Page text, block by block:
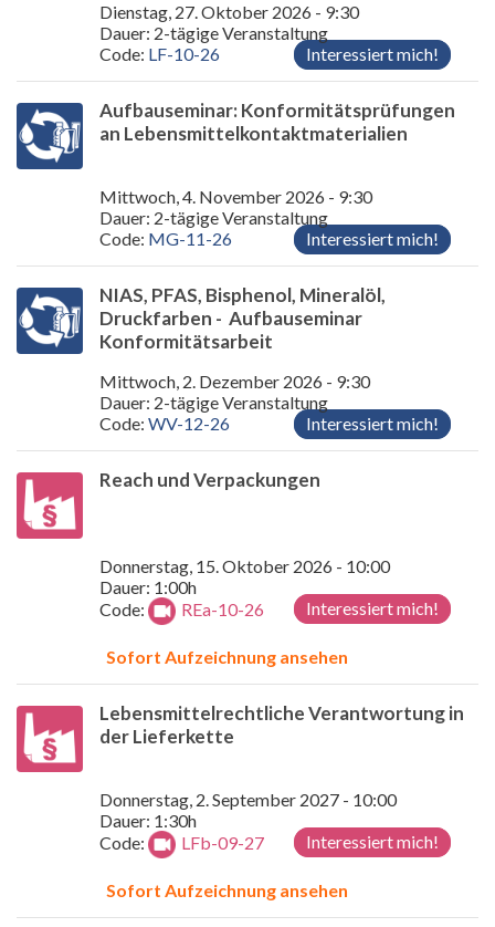
Dienstag, 27. Oktober 2026 - 9:30
Dauer: 2-tägige Veranstaltung
Interessiert mich!
Code: LF-10-26
Aufbauseminar: Konformitätsprüfungen
an Lebensmittelkontaktmaterialien
Mittwoch, 4. November 2026 - 9:30
Dauer: 2-tägige Veranstaltung
Interessiert mich!
Code: MG-11-26
NIAS, PFAS, Bisphenol, Mineralöl,
Druckfarben - Aufbauseminar
Konformitätsarbeit
Mittwoch, 2. Dezember 2026 - 9:30
Dauer: 2-tägige Veranstaltung
Interessiert mich!
Code: WV-12-26
Reach und Verpackungen
Donnerstag, 15. Oktober 2026 - 10:00
Dauer: 1:00h
Interessiert mich!
Code: REa-10-26
Sofort Aufzeichnung ansehen
Lebensmittelrechtliche Verantwortung in
der Lieferkette
Donnerstag, 2. September 2027 - 10:00
Dauer: 1:30h
Interessiert mich!
Code: LFb-09-27
Sofort Aufzeichnung ansehen